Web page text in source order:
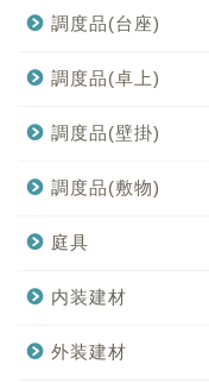
調度品(台座)
調度品(卓上)
調度品(壁掛)
調度品(敷物)
庭具
内装建材
外装建材